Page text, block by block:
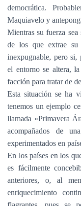
democrática.
Maquiavelo y
Mientras su fuerza
de los que extrae su
inexpugnable, pero si,
el entorno se altera,
facción para tratar de
Esta situación se ha
tenemos un ejemplo
llamada «Primavera
acompañados de
experimentados en
En los países en los
es fácilmente
anteriores, o, al
enriquecimiento